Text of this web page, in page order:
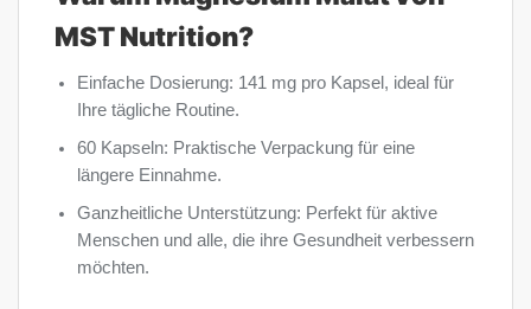
MST Nutrition?
Einfache Dosierung: 141 mg pro Kapsel, ideal für
Ihre tägliche Routine.
60 Kapseln: Praktische Verpackung für eine
längere Einnahme.
Ganzheitliche Unterstützung: Perfekt für aktive
Menschen und alle, die ihre Gesundheit verbessern
möchten.